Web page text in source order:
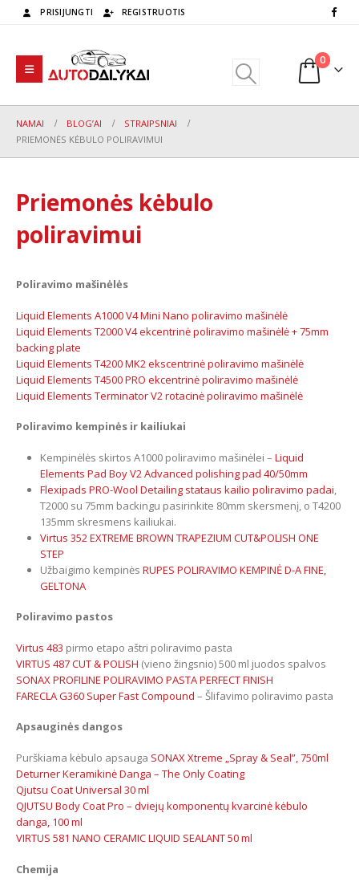
PRISIJUNGTI REGISTRUOTIS
0
NAMAI BLOG’AI
STRAIPSNIAI
PRIEMONĖS KĖBULO POLIRAVIMUI
Priemonės kėbulo
poliravimui
Poliravimo mašinėlės
Liquid Elements A1000 V4 Mini Nano poliravimo mašinėlė
Liquid Elements T2000 V4 ekcentrinė poliravimo mašinėlė + 75mm
backing plate
Liquid Elements T4200 MK2 ekscentrinė poliravimo mašinėlė
Liquid Elements T4500 PRO ekcentrinė poliravimo mašinėlė
Liquid Elements Terminator V2 rotacinė poliravimo mašinėlė
Poliravimo kempinės ir kailiukai
Kempinėlės skirtos A1000 poliravimo mašinėlei – Liquid
Elements Pad Boy V2 Advanced polishing pad 40/50mm
Flexipads PRO-Wool Detailing stataus kailio poliravimo padai,
T2000 su 75mm backingu pasirinkite 80mm skersmenį, o T4200
135mm skresmens kailiukai.
Virtus 352 EXTREME BROWN TRAPEZIUM CUT&POLISH ONE
STEP
Užbaigimo kempinės RUPES POLIRAVIMO KEMPINĖ D-A FINE,
GELTONA
Poliravimo pastos
Virtus 483 pirmo etapo aštri poliravimo pasta
VIRTUS 487 CUT & POLISH (vieno žingsnio) 500 ml juodos spalvos
SONAX PROFILINE POLIRAVIMO PASTA PERFECT FINISH
FARECLA G360 Super Fast Compound – Šlifavimo poliravimo pasta
Apsauginės dangos
Purškiama kėbulo apsauga SONAX Xtreme „Spray & Seal”, 750ml
Deturner Keramikinė Danga – The Only Coating
Qjutsu Coat Universal 30 ml
QJUTSU Body Coat Pro – dviejų komponentų kvarcinė kėbulo
danga, 100 ml
VIRTUS 581 NANO CERAMIC LIQUID SEALANT 50 ml
Chemija